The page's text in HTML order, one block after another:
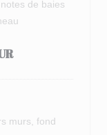
de baies
murs, fond